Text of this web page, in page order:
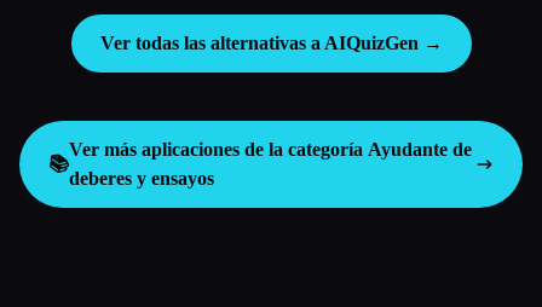
Ver todas las alternativas a AIQuizGen →
📚
Ver más aplicaciones de la categoría Ayudante de
deberes y ensayos